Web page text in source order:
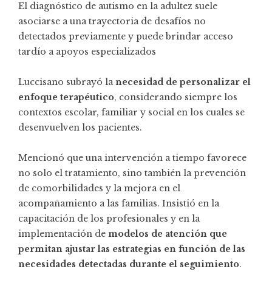
El diagnóstico de autismo en la adultez suele
asociarse a una trayectoria de desafíos no
detectados previamente y puede brindar acceso
tardío a apoyos especializados
Luccisano subrayó lanecesidad de personalizar el
enfoque terapéutico, considerando siempre los
contextos escolar, familiar y social en los cuales se
desenvuelven los pacientes.
Mencionó que una intervención a tiempo favorece
no solo el tratamiento, sino también la prevención
de comorbilidades y la mejora en el
acompañamiento a las familias. Insistió en la
capacitación de los profesionales y en la
implementación de modelos de atención que
permitan ajustar las estrategias en función de las
necesidades detectadas durante el seguimiento.